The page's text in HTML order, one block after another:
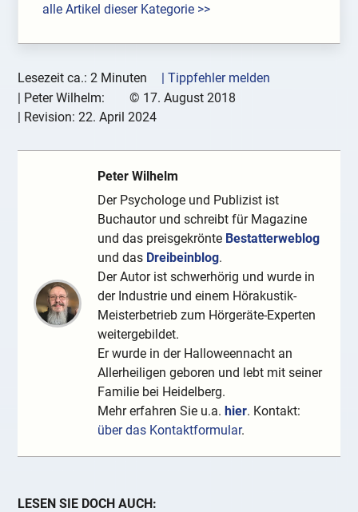
alle Artikel dieser Kategorie >>
Lesezeit ca.: 2 Minuten
| Tippfehler melden
| Peter Wilhelm: © 17. August 2018
| Revision:22. April 2024
Peter Wilhelm
Der Psychologe und Publizist ist
Buchautor und schreibt für Magazine
und das preisgekrönte Bestatterweblog
und das Dreibeinblog.
Der Autor ist schwerhörig und wurde in
der Industrie und einem Hörakustik-
Meisterbetrieb zum Hörgeräte-Experten
weitergebildet.
Er wurde in der Halloweennacht an
Allerheiligen geboren und lebt mit seiner
Familie bei Heidelberg.
Mehr erfahren Sie u.a.hier. Kontakt:
über das Kontaktformular.
LESEN SIE DOCH AUCH: